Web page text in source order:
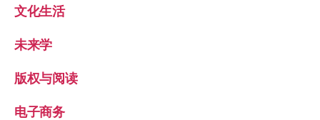
文化生活
未来学
版权与阅读
电子商务